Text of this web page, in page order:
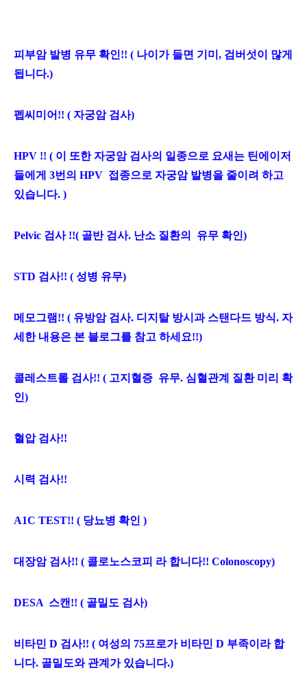
피부암 발병 유무 확인!! ( 나이가 들면 기미, 검버섯이 많게
됩니다.)
펩씨미어!! ( 자궁암 검사)
HPV !! ( 이 또한 자궁암 검사의 일종으로 요새는 틴에이저
들에게 3번의 HPV 접종으로 자궁암 발병을 줄이려 하고
있습니다. )
Pelvic 검사 !!( 골반 검사. 난소 질환의 유무 확인)
STD 검사!! ( 성병 유무)
메모그램!! ( 유방암 검사. 디지탈 방시과 스탠다드 방식. 자
세한 내용은 본 블로그를 참고 하세요!!)
콜레스트롤 검사!! ( 고지혈증 유무. 심혈관계 질환 미리 확
인)
혈압 검사!!
시력 검사!!
A1C TEST!! ( 당뇨병 확인 )
대장암 검사!! ( 콜로노스코피 라 합니다!! Colonoscopy)
DESA 스캔!! ( 골밀도 검사)
비타민 D 검사!! ( 여성의 75프로가 비타민 D 부족이라 합
니다. 골밀도와 관계가 있습니다.)